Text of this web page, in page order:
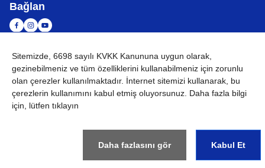
Bağlan
TÜRKİYE Küresel Ağ
Kullanım Koşulları Site haritası Küresel Siteye Git
©
Sitemizde, 6698 sayılı KVKK Kanununa uygun olarak,
gezinebilmeniz ve tüm özelliklerini kullanabilmeniz için zorunlu
olan çerezler kullanılmaktadır. İnternet sitemizi kullanarak, bu
çerezlerin kullanımını kabul etmiş oluyorsunuz. Daha fazla bilgi
için, lütfen tıklayın
Daha fazlasını gör Kabul Et